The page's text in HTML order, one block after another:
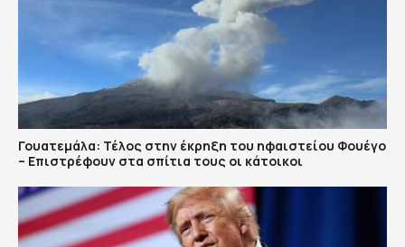
Γουατεμάλα: Τέλος στην έκρηξη του ηφαιστείου Φουέγο
– Επιστρέφουν στα σπίτια τους οι κάτοικοι